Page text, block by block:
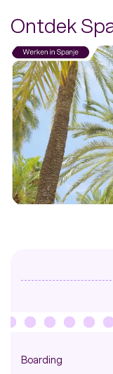
Ontdek
Boarding